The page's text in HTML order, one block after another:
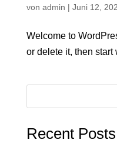
von admin | Juni 12,
Welcome to
or delete it, then start
Recent Posts